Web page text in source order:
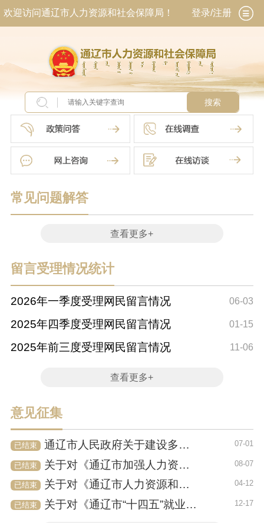
欢迎访问通辽市人力资源和社会保障局！ 登录/注册
搜索
常见问题解答
查看更多+
留言受理情况统计
2026年一季度受理网民留言情况 06-03
2025年四季度受理网民留言情况 01-15
2025年前三度受理网民留言情况 11-06
查看更多+
意见征集
07-01
已结束 通辽市人民政府关于建设多层次多支柱养老保险体系的实施意见 （征求意见稿）
08-07
已结束 关于对《通辽市加强人力资源保障推动重点产业高质量发展的若干措施（征求意见稿）》公开征求意...
04-12
已结束 关于对《通辽市人力资源和社会保障系统法治宣传教育第八个五年规划（2021—2025年）》...
12-17
已结束 关于对《通辽市“十四五”就业促进规划（征求意见稿）》公开征求意见的公告